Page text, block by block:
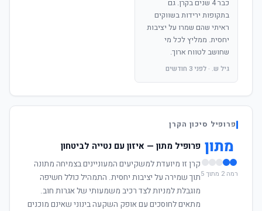
כבר 4 שנים בקרן. גם
בתקופות ירידות בשווקים
ראיתי שהם שמרו על יציבות
יחסית. ממליץ לכל מי
שחושב לטווח ארוך.
גיל ש. · לפני 3 חודשים
פרופיל סיכון הקרן
מתון
רמה 2 מתוך 5
פרופיל מתון — איזון עם נטייה לביטחון
קרן זו מיועדת למשקיעים המעוניינים בצמיחה מתונה
תוך שמירה על יציבות יחסית. התמהיל כולל חשיפה
מוגבלת למניות לצד רכיב משמעותי של אגרות חוב.
מתאים לחוסכים עם אופק השקעה בינוני שאינם מוכנים